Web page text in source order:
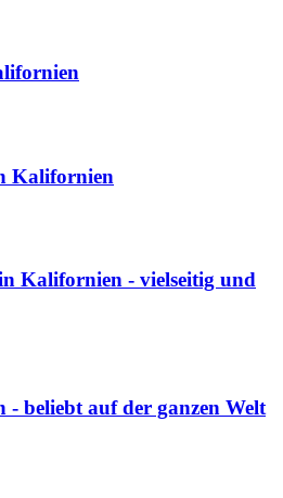
Kalifornien
Kalifornien - vielseitig und
beliebt auf der ganzen Welt